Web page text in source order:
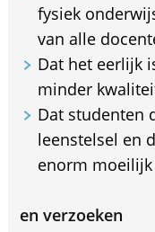
fysiek
van alle
Dat het eerlijk
minder
Dat studenten
leenstelsel en
enorm
en verzoeken